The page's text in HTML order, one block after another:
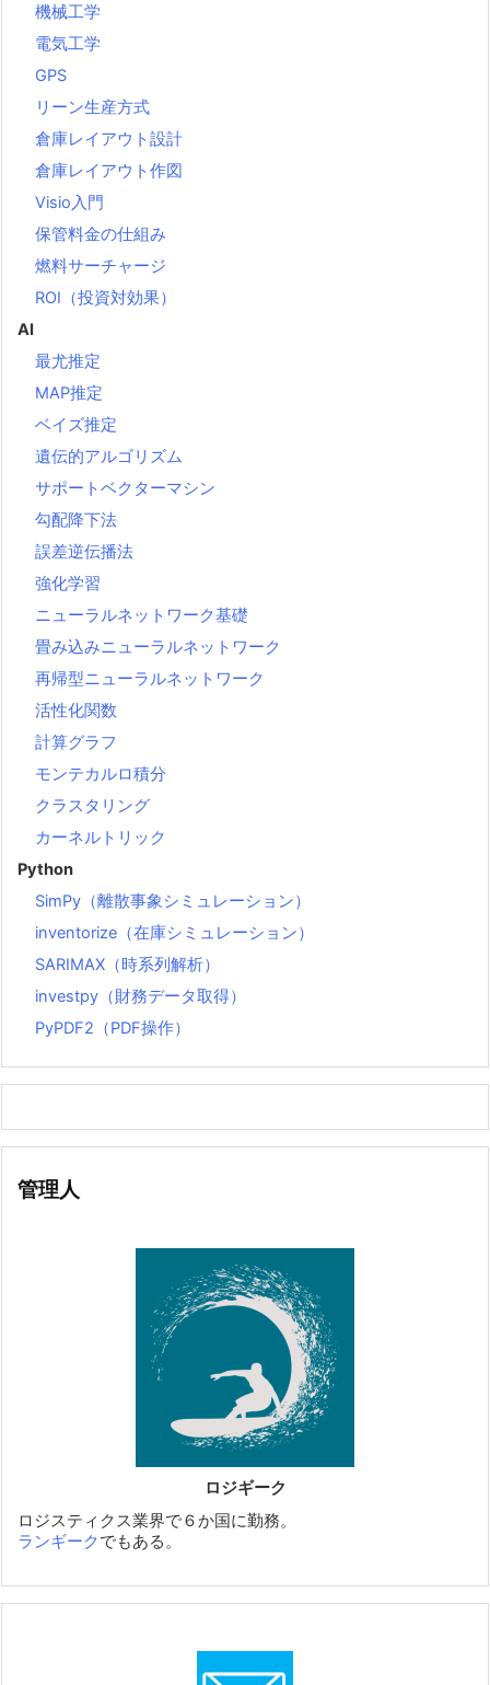
機械工学
電気工学
GPS
リーン生産方式
倉庫レイアウト設計
倉庫レイアウト作図
Visio入門
保管料金の仕組み
燃料サーチャージ
ROI（投資対効果）
AI
最尤推定
MAP推定
ベイズ推定
遺伝的アルゴリズム
サポートベクターマシン
勾配降下法
誤差逆伝播法
強化学習
ニューラルネットワーク基礎
畳み込みニューラルネットワーク
再帰型ニューラルネットワーク
活性化関数
計算グラフ
モンテカルロ積分
クラスタリング
カーネルトリック
Python
SimPy（離散事象シミュレーション）
inventorize（在庫シミュレーション）
SARIMAX（時系列解析）
investpy（財務データ取得）
PyPDF2（PDF操作）
管理人
ロジギーク
ロジスティクス業界で６か国に勤務。
ランギークでもある。